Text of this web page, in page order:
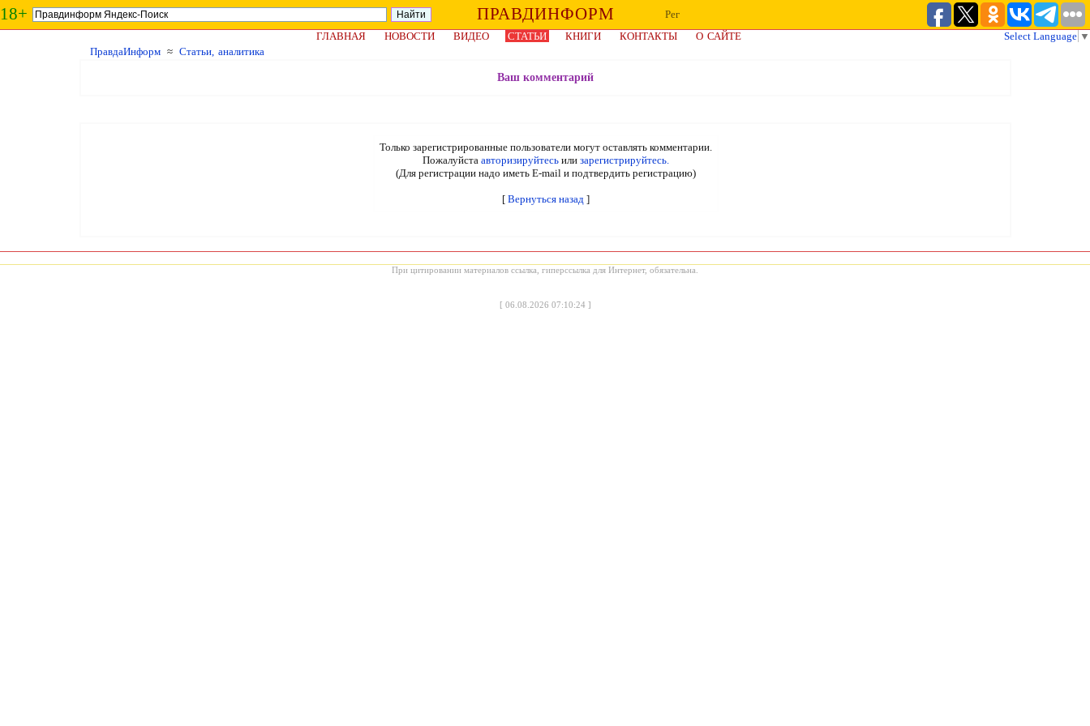
18+ ПРАВДИНФОРМ
Рег
ГЛАВНАЯ
НОВОСТИ ВИДЕО СТАТЬИ КНИГИ КОНТАКТЫ О САЙТЕ Select Language ▼
ПравдаИнформ ≈ Статьи, аналитика
Ваш комментарий
Только зарегистрированные пользователи могут оставлять комментарии.
Пожалуйста авторизируйтесьили зарегистрируйтесь.
(Для регистрации надо иметь E-mail и подтвердить регистрацию)
[ Вернуться назад]
При цитировании материалов ссылка, гиперссылка для Интернет, обязательна.
[ 06.08.2026 07:10:24]